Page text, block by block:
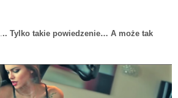
.. Tylko takie powiedzenie… A może tak